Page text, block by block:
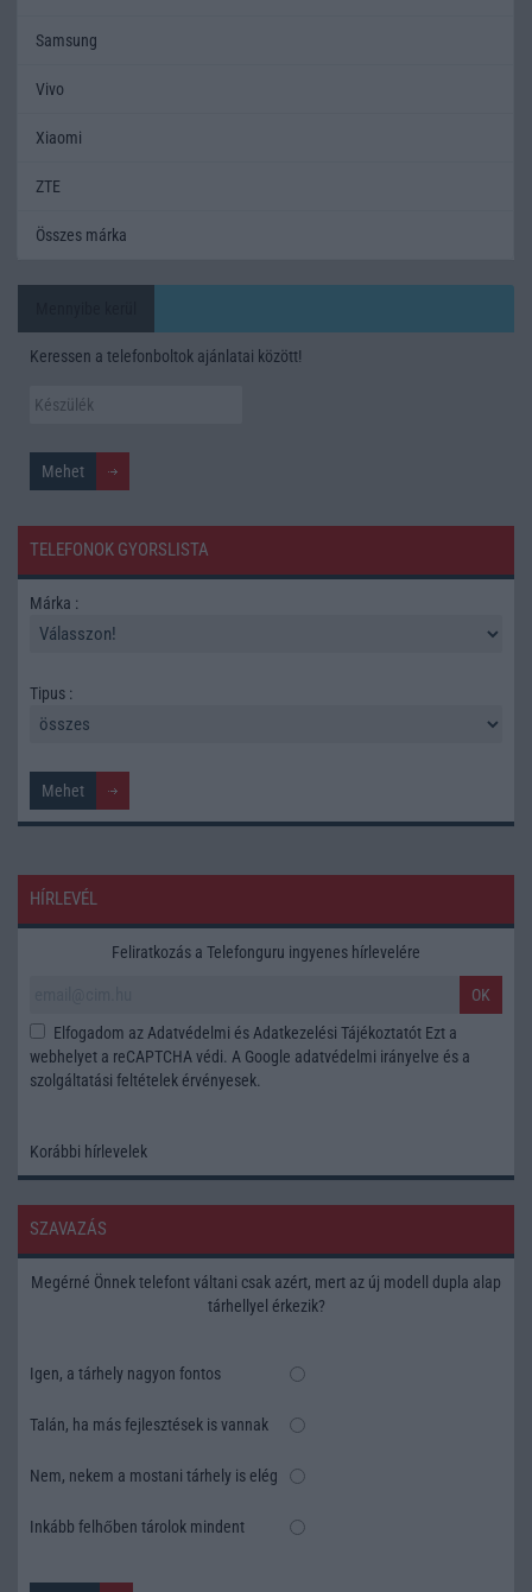
Samsung
Vivo
Xiaomi
ZTE
Összes márka
Keressen a telefonboltok ajánlatai között!
TELEFONOK GYORSLISTA
Márka :
Tipus :
HÍRLEVÉL
Feliratkozás a Telefonguru ingyenes hírlevelére
OK
Elfogadom az Adatvédelmi és Adatkezelési Tájékoztatót Ezt a
webhelyet a reCAPTCHA védi. A Google adatvédelmi irányelve és a
szolgáltatási feltételek érvényesek.
Korábbi hírlevelek
SZAVAZÁS
Megérné Önnek telefont váltani csak azért, mert az új modell dupla alap
tárhellyel érkezik?
Igen, a tárhely nagyon fontos
Talán, ha más fejlesztések is vannak
Nem, nekem a mostani tárhely is elég
Inkább felhőben tárolok mindent